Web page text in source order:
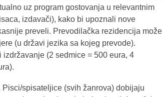
uz program gostovanja u relevantnim
izdavači), kako bi upoznali nove
preveli. Prevodilačka rezidencija može
(u državi jezika sa kojeg prevode).
(2 sedmice = 500 eura, 4
Pisci/spisateljice (svih žanrova) dobijaju